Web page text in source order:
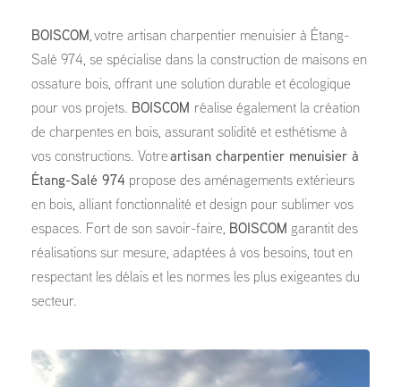
BOISCOM, votre artisan charpentier menuisier à Étang-
Salé 974, se spécialise dans la construction de maisons en
ossature bois, offrant une solution durable et écologique
pour vos projets. BOISCOM réalise également la création
de charpentes en bois, assurant solidité et esthétisme à
vos constructions. Votre artisan charpentier menuisier à
Étang-Salé 974 propose des aménagements extérieurs
en bois, alliant fonctionnalité et design pour sublimer vos
espaces. Fort de son savoir-faire, BOISCOM garantit des
réalisations sur mesure, adaptées à vos besoins, tout en
respectant les délais et les normes les plus exigeantes du
secteur.